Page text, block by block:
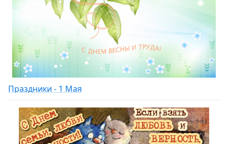
Праздники - 1 Мая